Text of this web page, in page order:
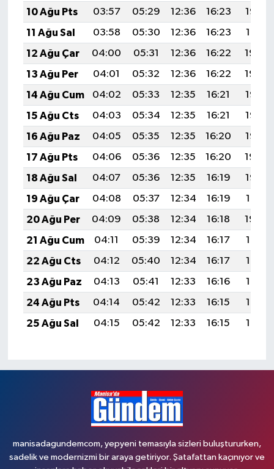
10 Ağu Pts
03:57 05:29 12:36 16:23
19:33
11 Ağu Sal
03:58 05:30 12:36 16:23
19:31
12 Ağu Çar
04:00 05:31 12:36 16:22
19:30
13 Ağu Per
04:01 05:32 12:36 16:22
19:29
14 Ağu Cum
04:02 05:33 12:35 16:21
19:28
15 Ağu Cts
04:03 05:34 12:35 16:21
19:27
16 Ağu Paz
04:05 05:35 12:35 16:20
19:25
17 Ağu Pts
04:06 05:36 12:35 16:20
19:24
18 Ağu Sal
04:07 05:36 12:35 16:19
19:23
19 Ağu Çar
04:08 05:37 12:34 16:19
19:21
20 Ağu Per
04:09 05:38 12:34 16:18
19:20
21 Ağu Cum
04:11 05:39 12:34 16:17
19:19
22 Ağu Cts
04:12 05:40 12:34 16:17
19:17
23 Ağu Paz
04:13 05:41 12:33 16:16
19:16
24 Ağu Pts
04:14 05:42 12:33 16:15
19:15
25 Ağu Sal
04:15 05:42 12:33 16:15 19:13
manisadagundemcom, yepyeni temasıyla sizleri buluştururken,
sadelik ve modernizmi bir araya getiriyor. Şatafattan kaçınıyor ve